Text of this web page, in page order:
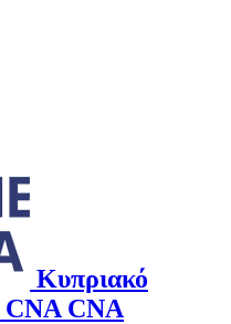
Κυπριακό
CNA CNA